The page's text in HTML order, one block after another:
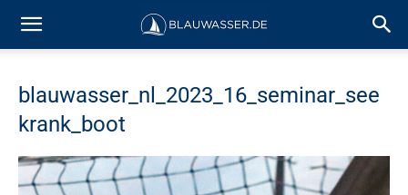
blauwasser_nl_2023_16_seminar_see
krank_boot